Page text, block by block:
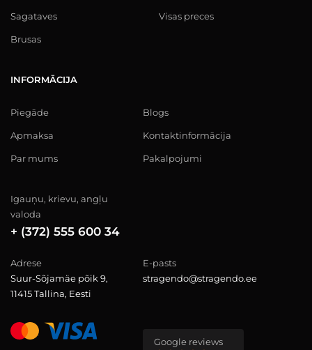
Sagataves
Brusas
Visas preces
INFORMĀCIJA
Piegāde
Apmaksa
Par mums
Blogs
Kontaktinformācija
Pakalpojumi
Igauņu, krievu, angļu
valoda
+ (372) 555 600 34
Adrese
Suur-Sõjamäe põik 9,
11415 Tallina, Eesti
E-pasts
stragendo@stragendo.ee
Google reviews